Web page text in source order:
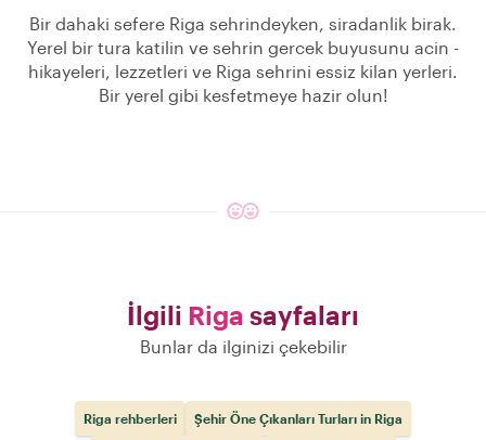
Bir dahaki sefere Riga sehrindeyken, siradanlik birak.
Yerel bir tura katilin ve sehrin gercek buyusunu acin -
hikayeleri, lezzetleri ve Riga sehrini essiz kilan yerleri.
Bir yerel gibi kesfetmeye hazir olun!
İlgili Riga sayfaları
Bunlar da ilginizi çekebilir
Riga rehberleri Şehir Öne Çıkanları Turları in Riga